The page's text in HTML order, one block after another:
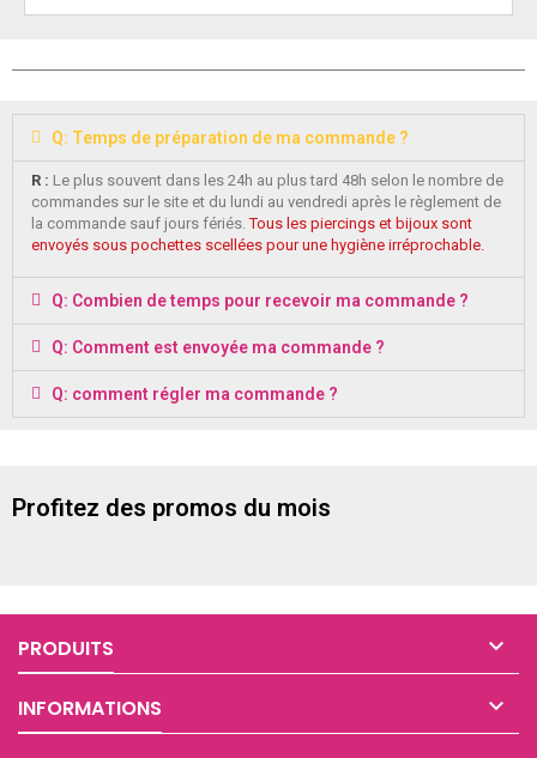
Q: Temps de préparation de ma commande ?
R : Le plus souvent dans les 24h au plus tard 48h selon le nombre de
commandes sur le site et du lundi au vendredi après le règlement de
la commande sauf jours fériés.Tous les piercings et bijoux sont
envoyés sous pochettes scellées pour une hygiène irréprochable.
Q: Combien de temps pour recevoir ma commande ?
Q: Comment est envoyée ma commande ?
Q: comment régler ma commande ?
Profitez des promos du mois
PRODUITS 
INFORMATIONS 